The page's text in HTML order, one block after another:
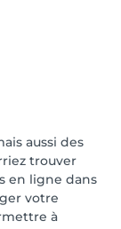
aussi des
trouver
en ligne dans
votre
à